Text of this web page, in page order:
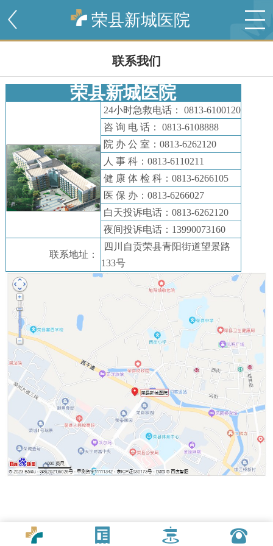
荣县新城医院
联系我们
荣县新城医院
24小时急救电话： 0813-6100120
咨 询 电 话： 0813-6108888
院 办 公 室：0813-6262120
人 事 科：0813-6110211
健 康 体 检 科：0813-6266105
医 保 办：0813-6266027
白天投诉电话：0813-6262120
夜间投诉电话：13990073160
联系地址：
四川自贡荣县青阳街道望景路
133号